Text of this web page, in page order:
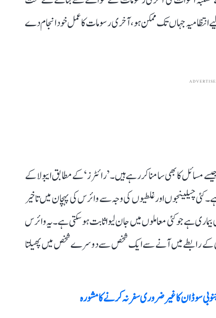
انتظامیہ جہاں تک ممکن ہو، آخری رسومات کا عمل خود انجام دے
مسائل کا بھی سامنا کر رہے ہیں۔ ’رائٹرز‘ کے مطابق ایبولا کے
کئی چیلینجوں اور غلطیوں کی وجہ سے وائرس کی پہچان میں تاخیر
ہے جو کئی معاملوں میں جان لیوا ثابت ہو سکتی ہے۔ یہ وائرس
کے رابطے میں آنے سے ایک شخص سے دوسرے شخص میں پھیلتا
جنوبی سوڈان کا غیر ضروری سفر نہ کرنے کا مشورہ